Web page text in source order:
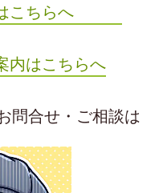
はこちらへ
内はこちらへ
問合せ・ご相談は